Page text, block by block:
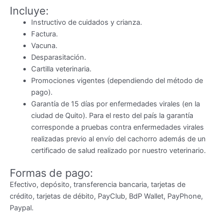
Incluye:
Instructivo de cuidados y crianza.
Factura.
Vacuna.
Desparasitación.
Cartilla veterinaria.
Promociones vigentes (dependiendo del método de
pago).
Garantía de 15 días por enfermedades virales (en la
ciudad de Quito). Para el resto del país la garantía
corresponde a pruebas contra enfermedades virales
realizadas previo al envío del cachorro además de un
certificado de salud realizado por nuestro veterinario.
Formas de pago:
Efectivo, depósito, transferencia bancaria, tarjetas de
crédito, tarjetas de débito, PayClub, BdP Wallet, PayPhone,
Paypal.